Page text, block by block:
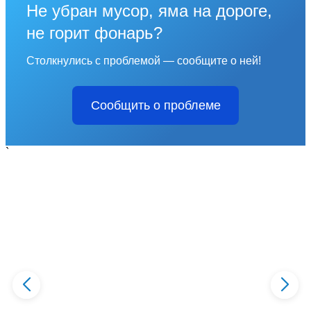
Не убран мусор, яма на дороге,
не горит фонарь?
Столкнулись с проблемой — сообщите о ней!
Сообщить о проблеме
`